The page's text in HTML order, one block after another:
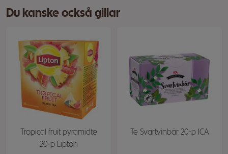
Du kanske också gillar
Tropical fruit pyramidte
20-p Lipton
Te Svartvinbär 20-p ICA